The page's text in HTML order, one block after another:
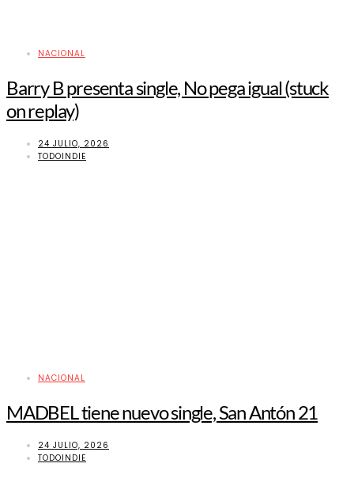
NACIONAL
Barry B presenta single, No pega igual (stuck
on replay)
24 JULIO, 2026
TODOINDIE
NACIONAL
MADBEL tiene nuevo single, San Antón 21
24 JULIO, 2026
TODOINDIE